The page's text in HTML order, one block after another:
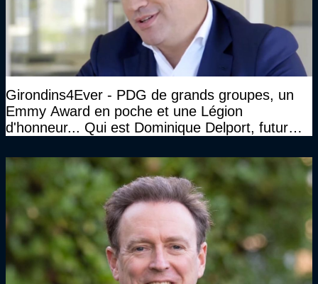
Girondins4Ever - PDG de grands groupes, un
Emmy Award en poche et une Légion
d'honneur... Qui est Dominique Delport, futur